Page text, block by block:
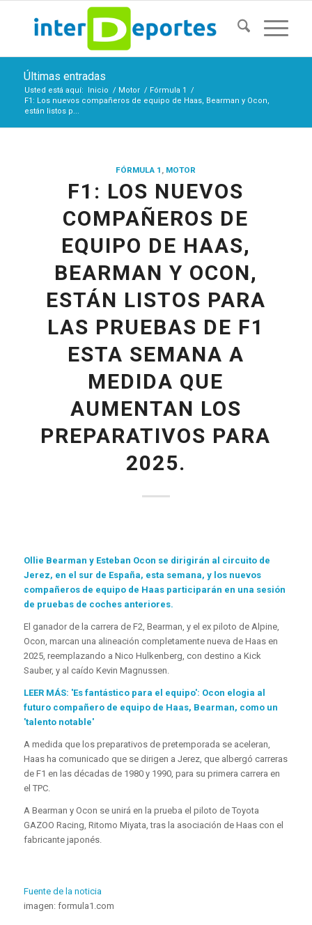
Últimas entradas
Usted está aquí: Inicio / Motor / Fórmula 1
/
F1: Los nuevos compañeros de equipo de Haas, Bearman y Ocon,
están listos p...
FÓRMULA 1 , MOTOR
F1: LOS NUEVOS
COMPAÑEROS DE
EQUIPO DE HAAS,
BEARMAN Y OCON,
ESTÁN LISTOS PARA
LAS PRUEBAS DE F1
ESTA SEMANA A
MEDIDA QUE
AUMENTAN LOS
PREPARATIVOS PARA
2025.
Ollie Bearman y Esteban Ocon se dirigirán al circuito de
Jerez, en el sur de España, esta semana, y los nuevos
compañeros de equipo de Haas participarán en una sesión
de pruebas de coches anteriores.
El ganador de la carrera de F2, Bearman, y el ex piloto de Alpine,
Ocon, marcan una alineación completamente nueva de Haas en
2025, reemplazando a Nico Hulkenberg, con destino a Kick
Sauber, y al caído Kevin Magnussen.
LEER MÁS: 'Es fantástico para el equipo': Ocon elogia al
futuro compañero de equipo de Haas, Bearman, como un
'talento notable'
A medida que los preparativos de pretemporada se aceleran,
Haas ha comunicado que se dirigen a Jerez, que albergó carreras
de F1 en las décadas de 1980 y 1990, para su primera carrera en
el TPC.
A Bearman y Ocon se unirá en la prueba el piloto de Toyota
GAZOO Racing, Ritomo Miyata, tras la asociación de Haas con el
fabricante japonés.
Fuente de la noticia
imagen: formula1.com